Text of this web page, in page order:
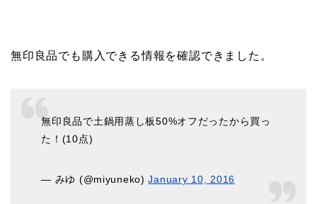
無印良品でも購入できる情報を確認できました。
無印良品で土鍋用蒸し板50%オフだったから買っ
た！(10点)
— みゆ (@miyuneko)January 10, 2016